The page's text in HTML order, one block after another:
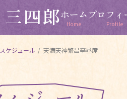
ホーム
Home
プロフィ
Profile
スケジュール / 天満天神繁昌亭昼席